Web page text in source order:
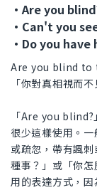
・Are you
・Can't you
・Do you
Are you blind to
「你對真相視而不
「Are you
很少這樣使用。
或疏忽，帶有諷
種事？」或「你
用的表達方式，因